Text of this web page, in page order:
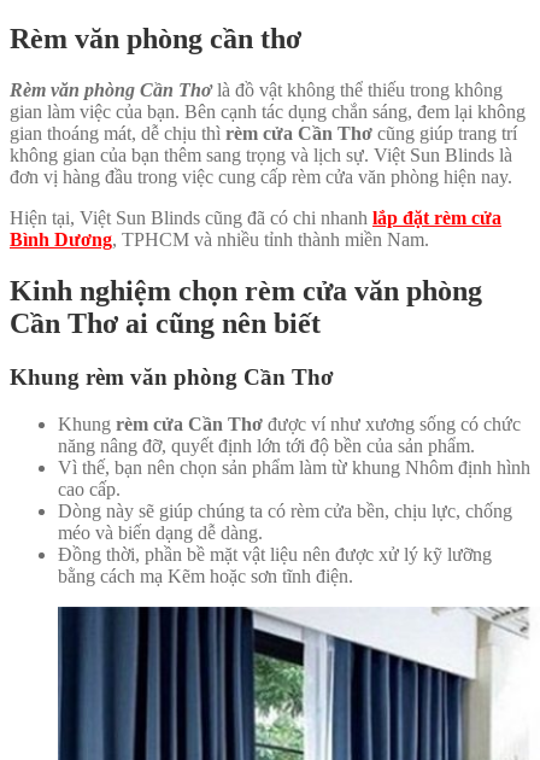
Rèm văn phòng cần thơ
Rèm văn phòng Cần Thơlà đồ vật không thể thiếu trong không
gian làm việc của bạn. Bên cạnh tác dụng chắn sáng, đem lại không
gian thoáng mát, dễ chịu thì rèm cửa Cần Thơ cũng giúp trang trí
không gian của bạn thêm sang trọng và lịch sự. Việt Sun Blinds là
đơn vị hàng đầu trong việc cung cấp rèm cửa văn phòng hiện nay.
Hiện tại, Việt Sun Blinds cũng đã có chi nhanh lắp đặt rèm cửa
Bình Dương, TPHCM và nhiều tỉnh thành miền Nam.
Kinh nghiệm chọn rèm cửa văn phòng
Cần Thơ ai cũng nên biết
Khung rèm văn phòng Cần Thơ
Khung rèm cửa Cần Thơ được ví như xương sống có chức
năng nâng đỡ, quyết định lớn tới độ bền của sản phẩm.
Vì thế, bạn nên chọn sản phẩm làm từ khung Nhôm định hình
cao cấp.
Dòng này sẽ giúp chúng ta có rèm cửa bền, chịu lực, chống
méo và biến dạng dễ dàng.
Đồng thời, phần bề mặt vật liệu nên được xử lý kỹ lưỡng
bằng cách mạ Kẽm hoặc sơn tĩnh điện.